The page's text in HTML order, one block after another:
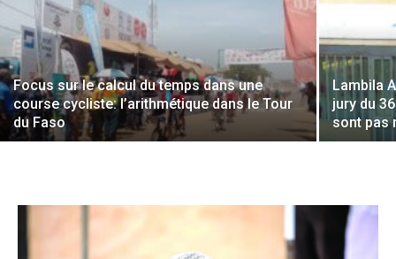
Focus sur le calcul du temps dans une
course cycliste: l’arithmétique dans le Tour
du Faso
Lambila
jury du
sont pas